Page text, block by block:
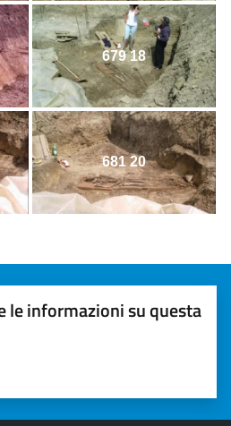
679 18
681 20
le informazioni su questa
su 5
su 5
5